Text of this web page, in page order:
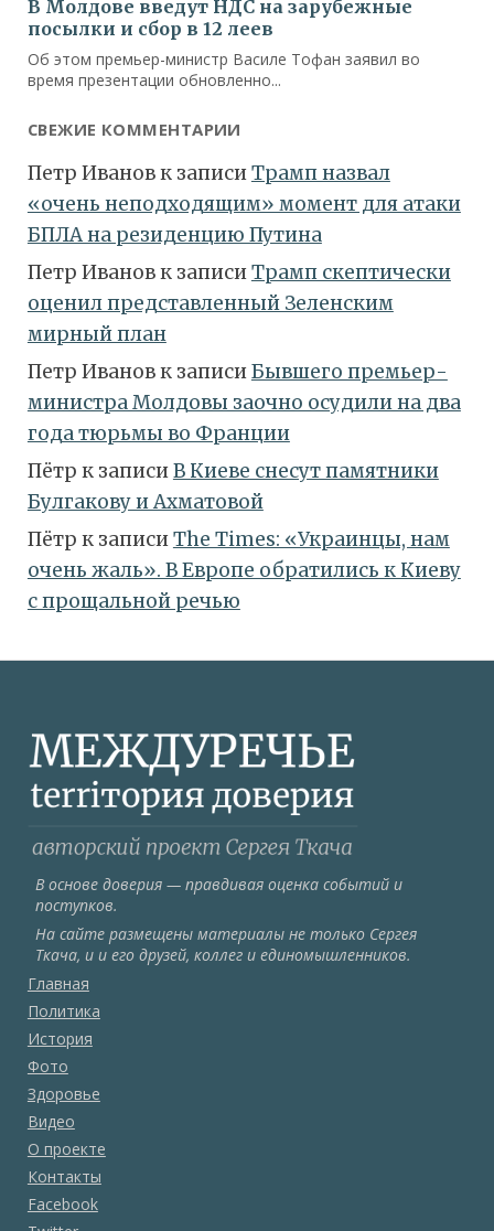
СВЕЖИЕ КОММЕНТАРИИ
Петр Ивановк записиТрамп назвал
«очень неподходящим» момент для атаки
БПЛА на резиденцию Путина
Петр Ивановк записиТрамп скептически
оценил представленный Зеленским
мирный план
Петр Ивановк записиБывшего премьер-
министра Молдовы заочно осудили на два
года тюрьмы во Франции
Пётр к записиВ Киеве снесут памятники
Булгакову и Ахматовой
Пётр к записиТhe Times: «Украинцы, нам
очень жаль». В Европе обратились к Киеву
с прощальной речью
В основе доверия — правдивая оценка событий и
поступков.
На сайте размещены материалы не только Сергея
Ткача, и и его друзей, коллег и единомышленников.
Главная
Политика
История
Фото
Здоровье
Видео
О проекте
Контакты
Facebook